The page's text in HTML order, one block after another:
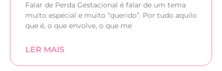
Falar de Perda Gestacional é falar de um tema
muito especial e muito “querido”. Por tudo aquilo
que é, o que envolve, o que me
LER MAIS